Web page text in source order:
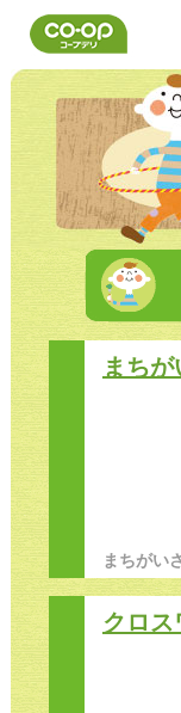
まち
まちがい
クロス